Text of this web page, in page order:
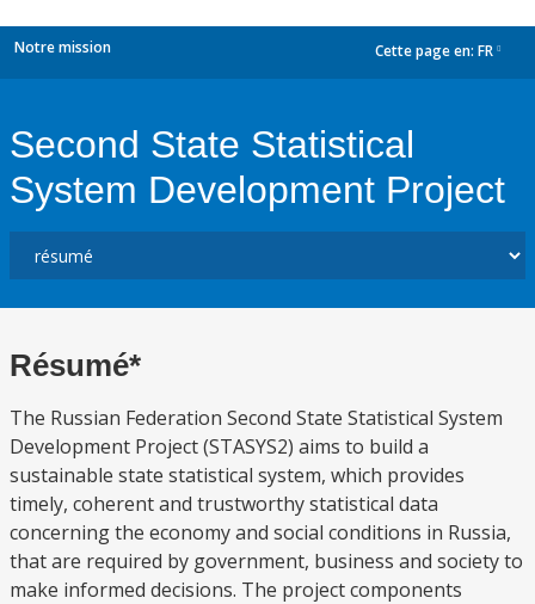
Notre mission Cette page en: FR
Second State Statistical
System Development Project
Résumé*
The Russian Federation Second State Statistical System
Development Project (STASYS2) aims to build a
sustainable state statistical system, which provides
timely, coherent and trustworthy statistical data
concerning the economy and social conditions in Russia,
that are required by government, business and society to
make informed decisions. The project components